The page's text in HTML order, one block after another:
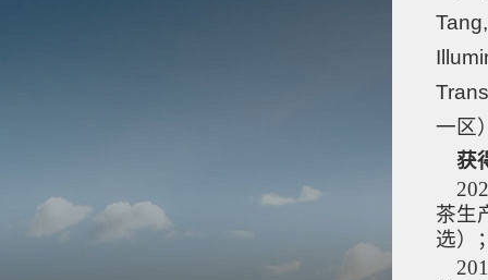
一区
获
茶生
选）